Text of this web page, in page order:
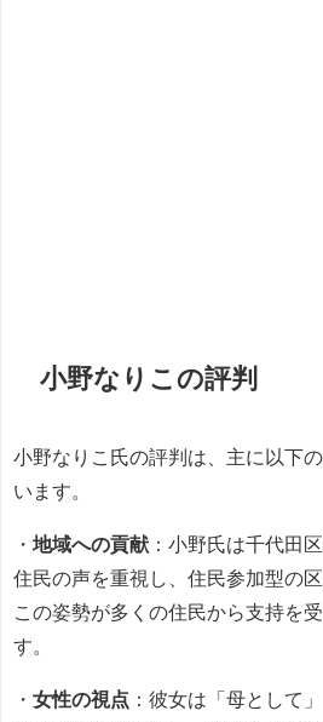
小野なりこの評判
小野なりこ氏の評判は、主に以下
います。
・ 地域への貢献 ：小野氏は千代田
住民の声を重視し、住民参加型の
この姿勢が多くの住民から支持を
す。
・ 女性の視点 ：彼女は「母として